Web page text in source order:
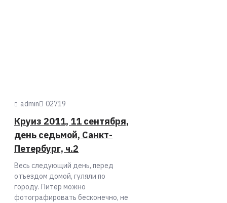
admin 02719
Круиз 2011, 11 сентября,
день седьмой, Санкт-
Петербург, ч.2
Весь следующий день, перед
отъездом домой, гуляли по
городу. Питер можно
фотографировать бесконечно, не